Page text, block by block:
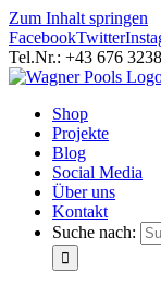
Zum Inhalt springen
FacebookTwitter
Tel.Nr.: +43 676
Shop
Projekte
Blog
Social Media
Über uns
Kontakt
Suche nach: